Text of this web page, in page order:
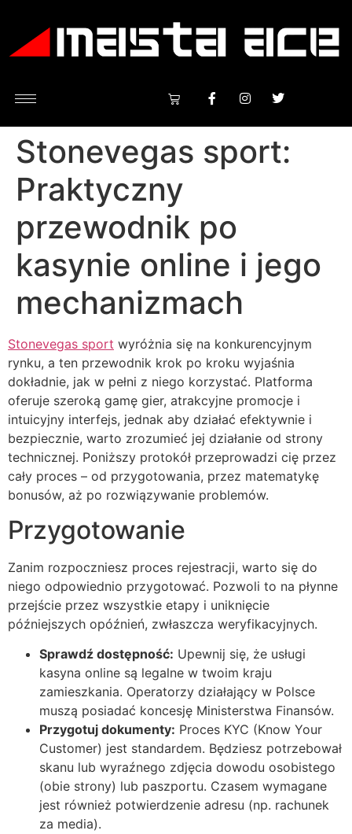
Stonevegas sport:
Praktyczny
przewodnik po
kasynie online i jego
mechanizmach
Stonevegas sport wyróżnia się na konkurencyjnym
rynku, a ten przewodnik krok po kroku wyjaśnia
dokładnie, jak w pełni z niego korzystać. Platforma
oferuje szeroką gamę gier, atrakcyjne promocje i
intuicyjny interfejs, jednak aby działać efektywnie i
bezpiecznie, warto zrozumieć jej działanie od strony
technicznej. Poniższy protokół przeprowadzi cię przez
cały proces – od przygotowania, przez matematykę
bonusów, aż po rozwiązywanie problemów.
Przygotowanie
Zanim rozpoczniesz proces rejestracji, warto się do
niego odpowiednio przygotować. Pozwoli to na płynne
przejście przez wszystkie etapy i uniknięcie
późniejszych opóźnień, zwłaszcza weryfikacyjnych.
Sprawdź dostępność: Upewnij się, że usługi
kasyna online są legalne w twoim kraju
zamieszkania. Operatorzy działający w Polsce
muszą posiadać koncesję Ministerstwa Finansów.
Przygotuj dokumenty: Proces KYC (Know Your
Customer) jest standardem. Będziesz potrzebował
skanu lub wyraźnego zdjęcia dowodu osobistego
(obie strony) lub paszportu. Czasem wymagane
jest również potwierdzenie adresu (np. rachunek
za media).